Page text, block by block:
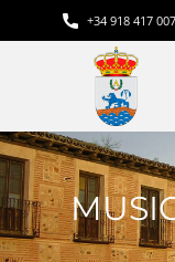
+34 918 417 007